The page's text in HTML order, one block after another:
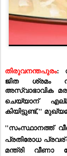
തിരുവനന്തപുരം:
ജിത ശ്രമം
അസ്വാഭാവിക
ചെയ്യാന്
കിയിട്ടുണ്ട്,"
"സംസ്ഥാനത്ത്
പ്രതിരോധ പ്രവര്
മന്ത്രി വീണാ